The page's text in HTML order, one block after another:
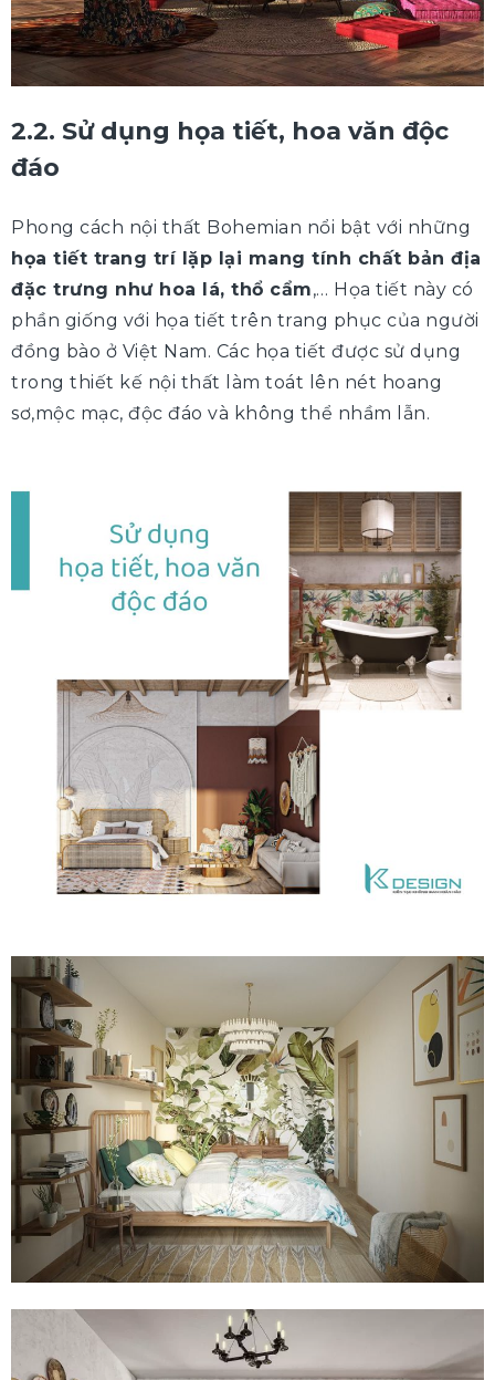
2.2. Sử dụng họa tiết, hoa văn độc
đáo
Phong cách nội thất Bohemian nổi bật với những
họa tiết trang trí lặp lại mang tính chất bản địa
đặc trưng như hoa lá, thổ cẩm,… Họa tiết này có
phần giống với họa tiết trên trang phục của người
đồng bào ở Việt Nam. Các họa tiết được sử dụng
trong thiết kế nội thất làm toát lên nét hoang
sơ,mộc mạc, độc đáo và không thể nhầm lẫn.